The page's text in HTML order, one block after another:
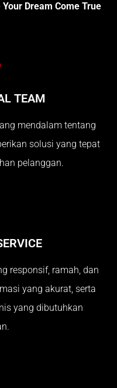
Dream Come True
TEAM
mendalam tentang
solusi yang tepat
pelanggan.
responsif, ramah, dan
yang akurat, serta
yang dibutuhkan